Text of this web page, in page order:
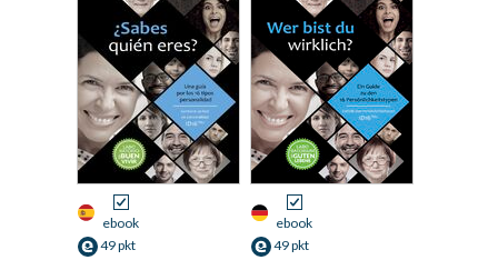
ebook
49 pkt
ebook
49 pkt